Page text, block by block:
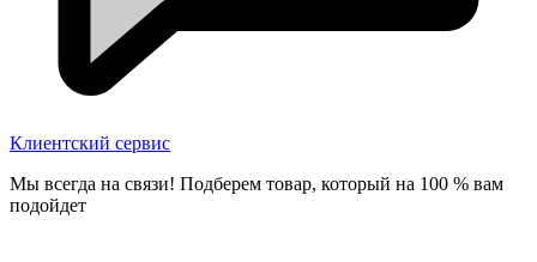
Клиентский сервис
Мы всегда на связи! Подберем товар, который на 100 % вам
подойдет